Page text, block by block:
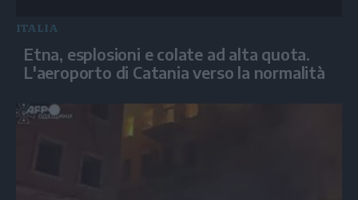
ITALIA
Etna, esplosioni e colate ad alta quota.
L'aeroporto di Catania verso la normalità